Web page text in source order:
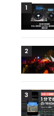
1
2
3